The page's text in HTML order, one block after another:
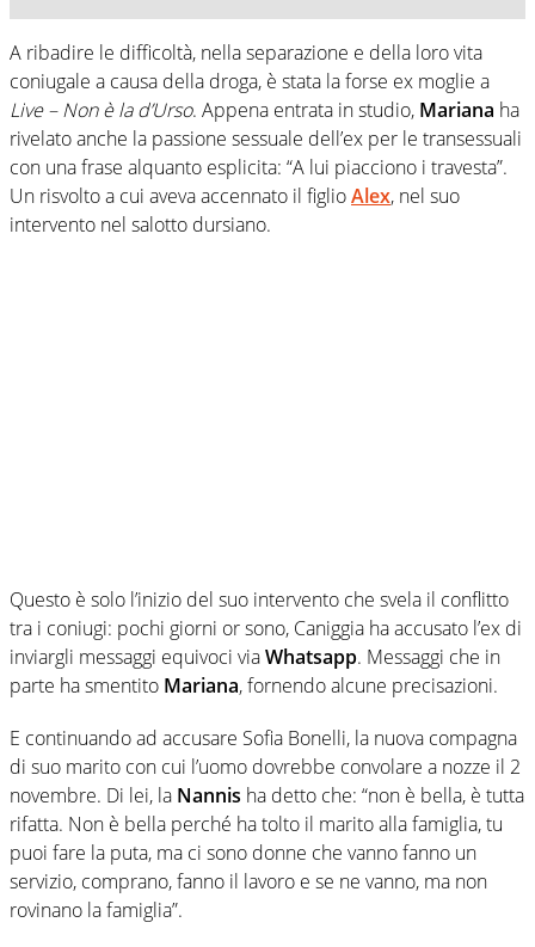
A ribadire le difficoltà, nella separazione e della loro vita
coniugale a causa della droga, è stata la forse ex moglie a
Live – Non è la d’Urso. Appena entrata in studio, Mariana ha
rivelato anche la passione sessuale dell’ex per le transessuali
con una frase alquanto esplicita: “A lui piacciono i travesta”.
Un risvolto a cui aveva accennato il figlioAlex, nel suo
intervento nel salotto dursiano.
Questo è solo l’inizio del suo intervento che svela il conflitto
tra i coniugi: pochi giorni or sono, Caniggia ha accusato l’ex di
inviargli messaggi equivoci viaWhatsapp. Messaggi che in
parte ha smentito Mariana, fornendo alcune precisazioni.
E continuando ad accusare Sofia Bonelli, la nuova compagna
di suo marito con cui l’uomo dovrebbe convolare a nozze il 2
novembre. Di lei, la Nannis ha detto che: “non è bella, è tutta
rifatta. Non è bella perché ha tolto il marito alla famiglia, tu
puoi fare la puta, ma ci sono donne che vanno fanno un
servizio, comprano, fanno il lavoro e se ne vanno, ma non
rovinano la famiglia”.